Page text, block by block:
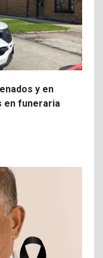
y en
en funeraria